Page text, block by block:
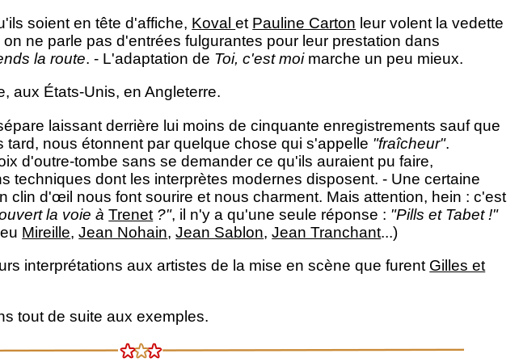
soient en tête d'affiche, Kovalet Pauline Carton leur volent la vedette
ne parle pas d'entrées fulgurantes pour leur prestation dans
la route. - L'adaptation de Toi, c'est moimarche un peu mieux.
aux États-Unis, en Angleterre.
laissant derrière lui moins de cinquante enregistrements sauf que
nous étonnent par quelque chose qui s'appelle "fraîcheur".
d'outre-tombe sans se demander ce qu'ils auraient pu faire,
techniques dont les interprètes modernes disposent. - Une certaine
clin d'œil nous font sourire et nous charment. Mais attention, hein : c'est
la voie àTrenet ?", il n'y a qu'une seule réponse : "Pills et Tabet !"
Mireille,Jean Nohain,Jean Sablon,Jean Tranchant...)
interprétations aux artistes de la mise en scène que furent Gilles et
tout de suite aux exemples.